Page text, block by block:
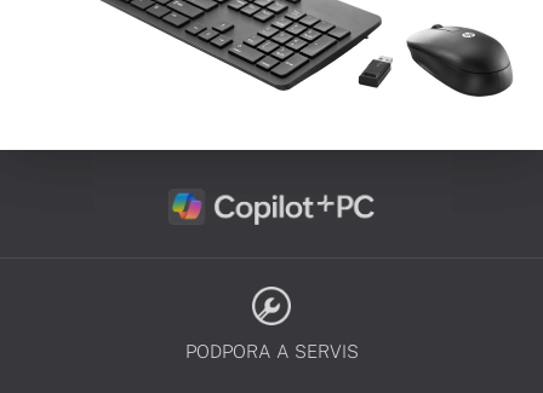
PODPORA A SERVIS